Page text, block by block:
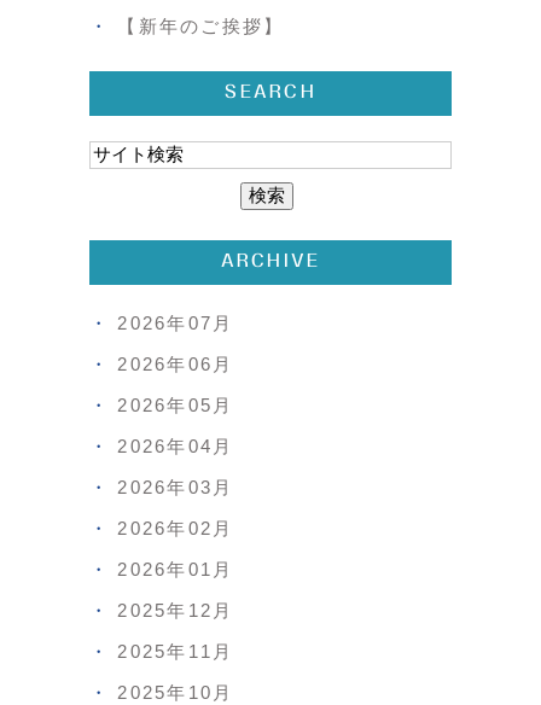
【新年のご挨拶】
SEARCH
ARCHIVE
2026年07月
2026年06月
2026年05月
2026年04月
2026年03月
2026年02月
2026年01月
2025年12月
2025年11月
2025年10月